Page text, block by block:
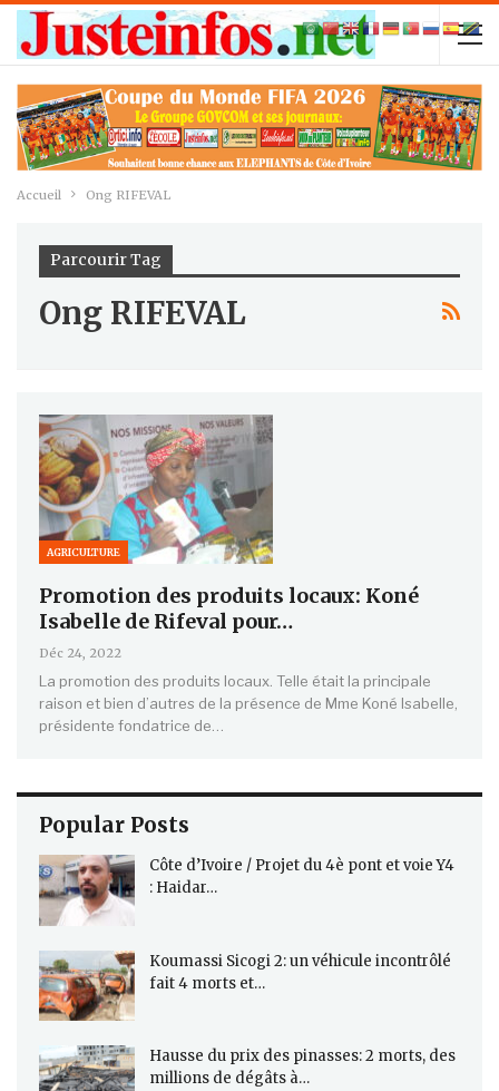
Accueil Ong RIFEVAL
Parcourir Tag
Ong RIFEVAL
AGRICULTURE
Promotion des produits locaux: Koné
Isabelle de Rifeval pour…
Déc 24, 2022
La promotion des produits locaux. Telle était la principale
raison et bien d’autres de la présence de Mme Koné Isabelle,
présidente fondatrice de…
Popular Posts
Côte d’Ivoire / Projet du 4è pont et voie Y4
: Haidar…
Koumassi Sicogi 2: un véhicule incontrôlé
fait 4 morts et…
Hausse du prix des pinasses: 2 morts, des
millions de dégâts à…